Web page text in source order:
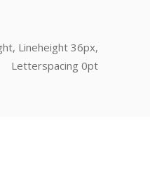
Lineheight 36px,
Letterspacing 0pt